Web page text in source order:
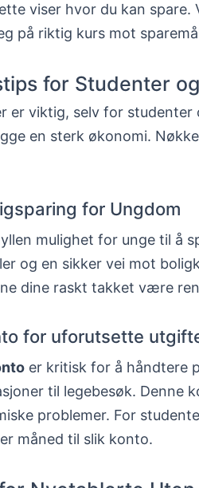
viser hvor du kan spare.
på riktig kurs mot
for Studenter
er viktig, selv for
en sterk økonomi.
for Ungdom
mulighet for unge til å
og en sikker vei mot
dine raskt takket være
for uforutsette
er kritisk for å håndtere
til legebesøk. Denne
problemer. For
måned til slik konto.